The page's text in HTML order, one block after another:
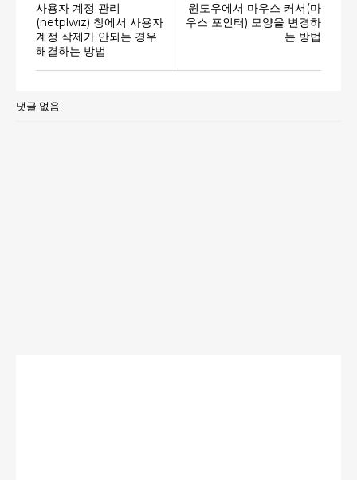
윈도우에서 마우스 커서(마
우스 포인터) 모양을 변경하
는 방법
사용자 계정 관리
(netplwiz) 창에서 사용자
계정 삭제가 안되는 경우
해결하는 방법
댓글 없음: